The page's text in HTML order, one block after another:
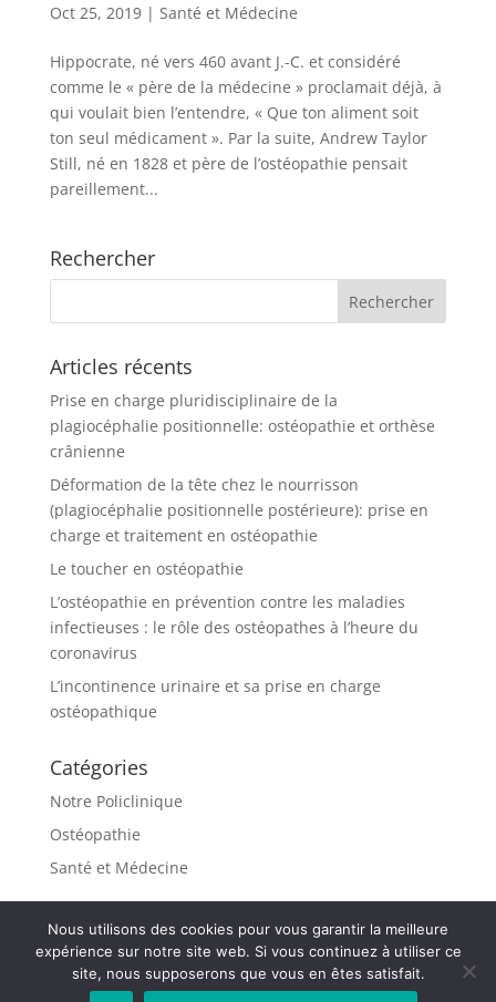
Oct 25, 2019| Santé et Médecine
Hippocrate, né vers 460 avant J.-C. et considéré
comme le « père de la médecine » proclamait déjà, à
qui voulait bien l’entendre, « Que ton aliment soit
ton seul médicament ». Par la suite, Andrew Taylor
Still, né en 1828 et père de l’ostéopathie pensait
pareillement...
Rechercher
Articles récents
Prise en charge pluridisciplinaire de la
plagiocéphalie positionnelle: ostéopathie et orthèse
crânienne
Déformation de la tête chez le nourrisson
(plagiocéphalie positionnelle postérieure): prise en
charge et traitement en ostéopathie
Le toucher en ostéopathie
L’ostéopathie en prévention contre les maladies
infectieuses : le rôle des ostéopathes à l’heure du
coronavirus
L’incontinence urinaire et sa prise en charge
ostéopathique
Catégories
Notre Policlinique
Ostéopathie
Santé et Médecine
Nous utilisons des cookies pour vous garantir la meilleure
expérience sur notre site web. Si vous continuez à utiliser ce
site, nous supposerons que vous en êtes satisfait.